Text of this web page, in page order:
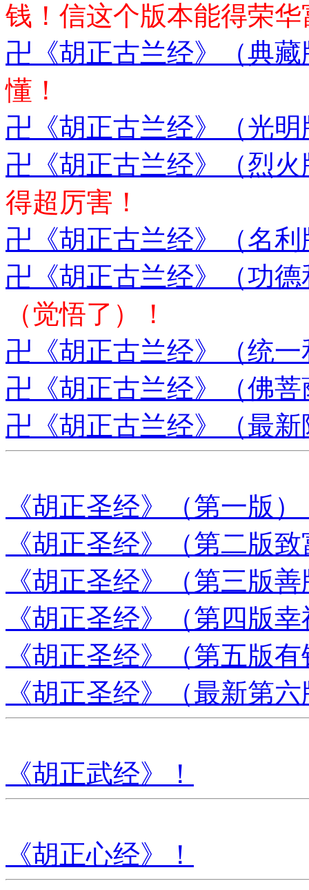
钱！信这个版本能得荣华
卍《胡正古兰经》（典藏
懂！
卍《胡正古兰经》（光明
卍《胡正古兰经》（烈火
得超厉害！
卍《胡正古兰经》（名利
卍《胡正古兰经》（功
（觉悟了）！
卍《胡正古兰经》（统
卍《胡正古兰经》（佛
卍《胡正古兰经》（最
《胡正圣经》（第一版）
《胡正圣经》（第二版
《胡正圣经》（第三版
《胡正圣经》（第四版
《胡正圣经》（第五版
《胡正圣经》（最新第
《胡正武经》！
《胡正心经》！